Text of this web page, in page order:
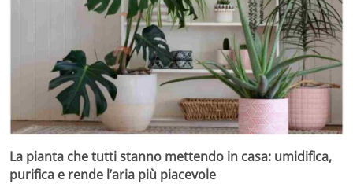
La pianta che tutti stanno mettendo in casa: umidifica,
purifica e rende l’aria più piacevole